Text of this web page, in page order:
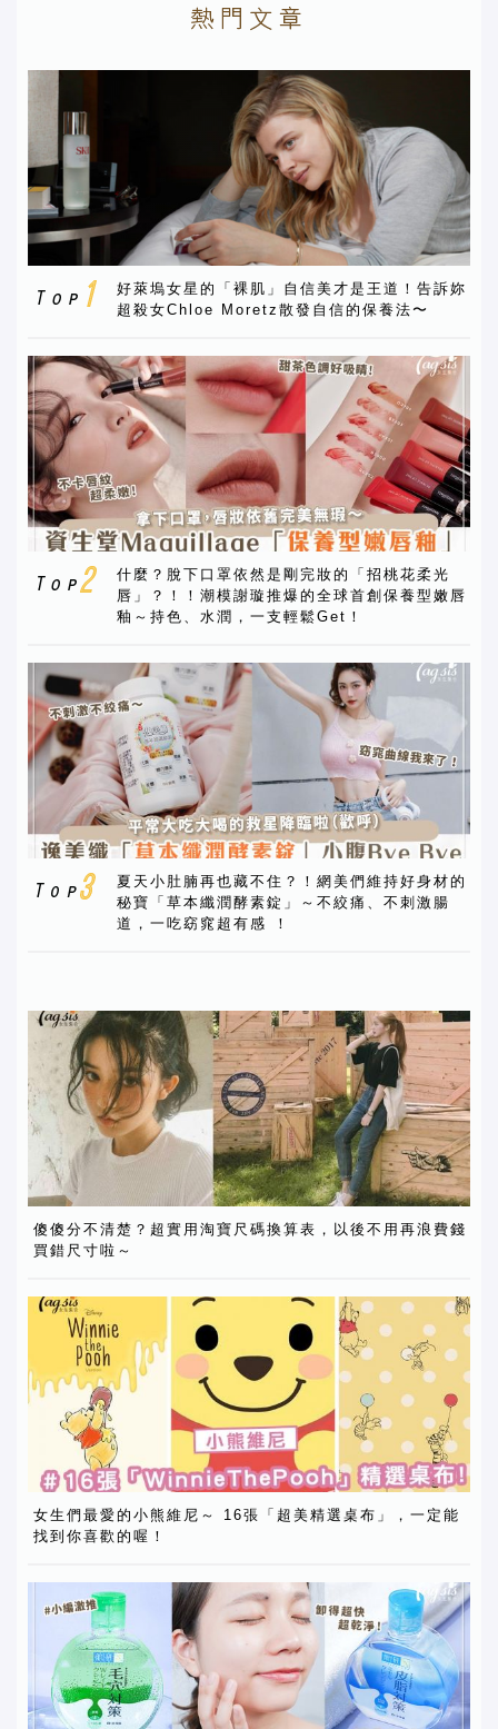
好萊塢女星的「裸肌」自信美才是王道！告訴妳
超殺女Chloe Moretz散發自信的保養法〜
什麼？脫下口罩依然是剛完妝的「招桃花柔光
唇」？！！潮模謝璇推爆的全球首創保養型嫩唇
釉～持色、水潤，一支輕鬆Get！
夏天小肚腩再也藏不住？！網美們維持好身材的
秘寶「草本纖潤酵素錠」～不絞痛、不刺激腸
道，一吃窈窕超有感 ！
傻傻分不清楚？超實用淘寶尺碼換算表，以後不用再浪費錢
買錯尺寸啦～
女生們最愛的小熊維尼～ 16張「超美精選桌布」，一定能
找到你喜歡的喔！